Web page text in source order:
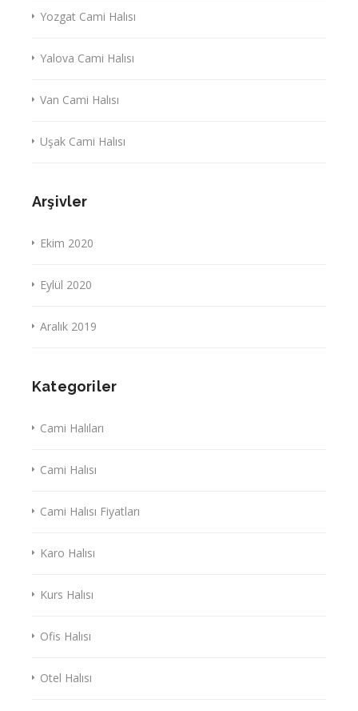
Yozgat Cami Halısı
Yalova Cami Halısı
Van Cami Halısı
Uşak Cami Halısı
Arşivler
Ekim 2020
Eylül 2020
Aralık 2019
Kategoriler
Cami Halıları
Cami Halısı
Cami Halısı Fiyatları
Karo Halısı
Kurs Halısı
Ofis Halısı
Otel Halısı